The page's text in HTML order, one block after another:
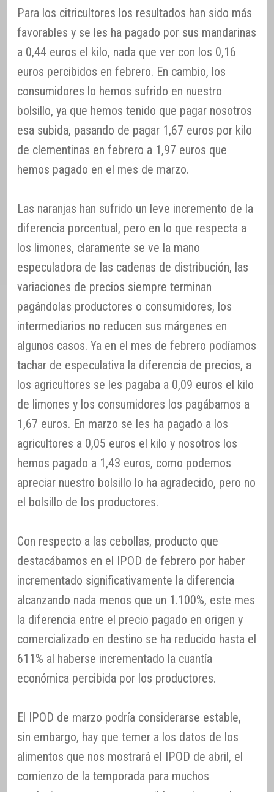
Para los citricultores los resultados han sido más
favorables y se les ha pagado por sus mandarinas
a 0,44 euros el kilo, nada que ver con los 0,16
euros percibidos en febrero. En cambio, los
consumidores lo hemos sufrido en nuestro
bolsillo, ya que hemos tenido que pagar nosotros
esa subida, pasando de pagar 1,67 euros por kilo
de clementinas en febrero a 1,97 euros que
hemos pagado en el mes de marzo.
Las naranjas han sufrido un leve incremento de la
diferencia porcentual, pero en lo que respecta a
los limones, claramente se ve la mano
especuladora de las cadenas de distribución, las
variaciones de precios siempre terminan
pagándolas productores o consumidores, los
intermediarios no reducen sus márgenes en
algunos casos. Ya en el mes de febrero podíamos
tachar de especulativa la diferencia de precios, a
los agricultores se les pagaba a 0,09 euros el kilo
de limones y los consumidores los pagábamos a
1,67 euros. En marzo se les ha pagado a los
agricultores a 0,05 euros el kilo y nosotros los
hemos pagado a 1,43 euros, como podemos
apreciar nuestro bolsillo lo ha agradecido, pero no
el bolsillo de los productores.
Con respecto a las cebollas, producto que
destacábamos en el IPOD de febrero por haber
incrementado significativamente la diferencia
alcanzando nada menos que un 1.100%, este mes
la diferencia entre el precio pagado en origen y
comercializado en destino se ha reducido hasta el
611% al haberse incrementado la cuantía
económica percibida por los productores.
El IPOD de marzo podría considerarse estable,
sin embargo, hay que temer a los datos de los
alimentos que nos mostrará el IPOD de abril, el
comienzo de la temporada para muchos